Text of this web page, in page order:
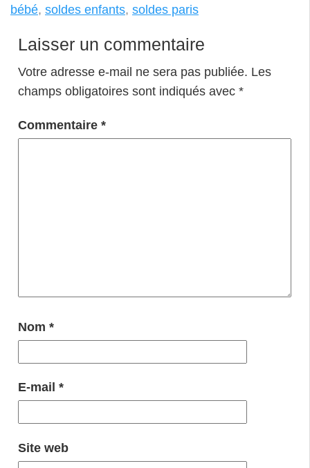
bébé, soldes enfants, soldes paris
Laisser un commentaire
Votre adresse e-mail ne sera pas publiée. Les
champs obligatoires sont indiqués avec *
Commentaire *
Nom *
E-mail *
Site web